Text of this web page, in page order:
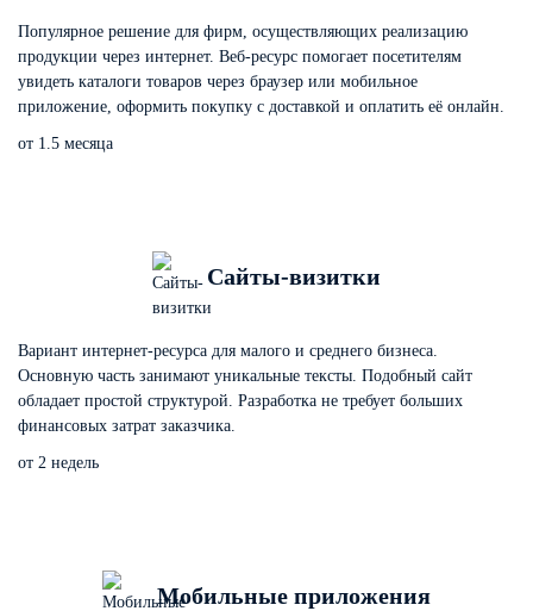
Популярное решение для фирм, осуществляющих реализацию
продукции через интернет. Веб-ресурс помогает посетителям
увидеть каталоги товаров через браузер или мобильное
приложение, оформить покупку с доставкой и оплатить её онлайн.
от 1.5 месяца
Сайты-визитки
Вариант интернет-ресурса для малого и среднего бизнеса.
Основную часть занимают уникальные тексты. Подобный сайт
обладает простой структурой. Разработка не требует больших
финансовых затрат заказчика.
от 2 недель
Мобильные приложения